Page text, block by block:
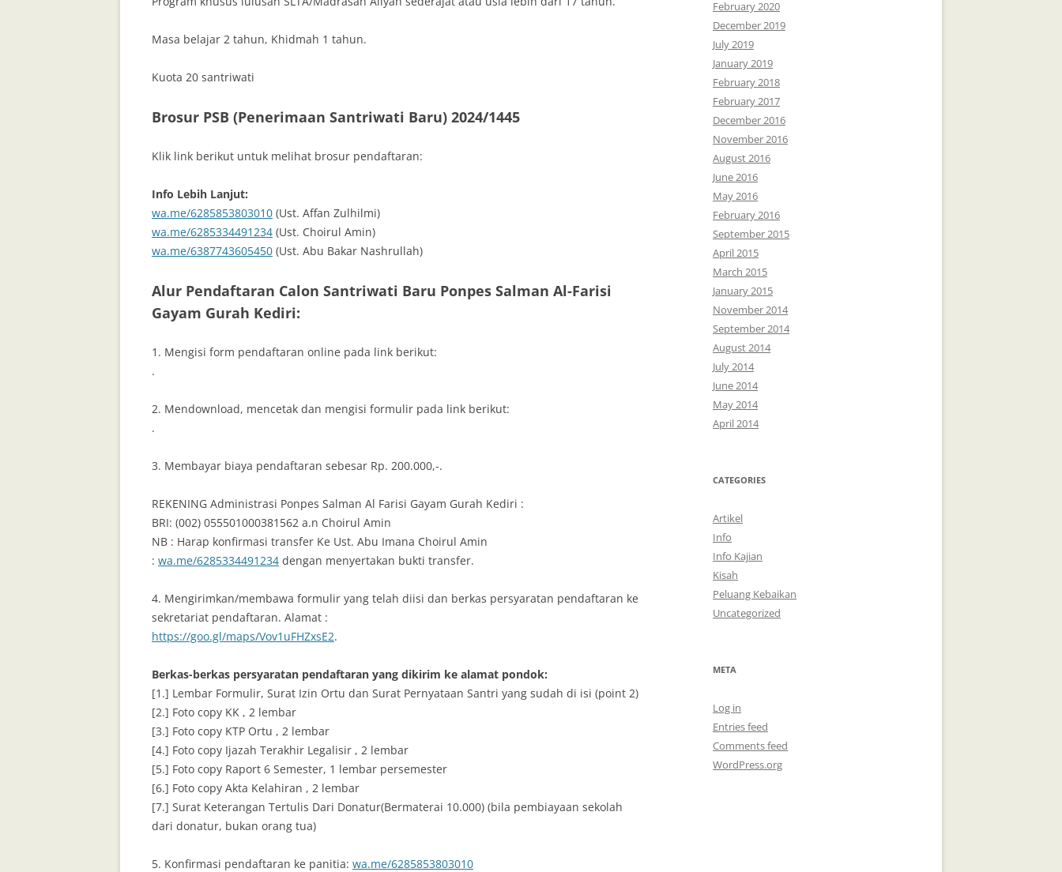
Masa belajar 2 tahun, Khidmah 1 tahun.
Kuota 20 santriwati
Brosur PSB (Penerimaan Santriwati Baru) 2024/1445
Klik link berikut untuk melihat brosur pendaftaran:
Info Lebih Lanjut:
wa.me/6285853803010 (Ust. Affan Zulhilmi)
wa.me/6285334491234 (Ust. Choirul Amin)
wa.me/6387743605450 (Ust. Abu Bakar Nashrullah)
Alur Pendaftaran Calon Santriwati Baru Ponpes Salman Al-Farisi
Gayam Gurah Kediri:
1. Mengisi form pendaftaran online pada link berikut:
.
2. Mendownload, mencetak dan mengisi formulir pada link berikut:
.
3. Membayar biaya pendaftaran sebesar Rp. 200.000,-.
REKENING Administrasi Ponpes Salman Al Farisi Gayam Gurah Kediri :
BRI: (002) 055501000381562 a.n Choirul Amin
NB : Harap konfirmasi transfer Ke Ust. Abu Imana Choirul Amin
: wa.me/6285334491234 dengan menyertakan bukti transfer.
4. Mengirimkan/membawa formulir yang telah diisi dan berkas persyaratan pendaftaran ke
sekretariat pendaftaran. Alamat :
https://goo.gl/maps/Vov1uFHZxsE2.
Berkas-berkas persyaratan pendaftaran yang dikirim ke alamat pondok:
[1.] Lembar Formulir, Surat Izin Ortu dan Surat Pernyataan Santri yang sudah di isi (point 2)
[2.] Foto copy KK , 2 lembar
[3.] Foto copy KTP Ortu , 2 lembar
[4.] Foto copy Ijazah Terakhir Legalisir , 2 lembar
[5.] Foto copy Raport 6 Semester, 1 lembar persemester
[6.] Foto copy Akta Kelahiran , 2 lembar
[7.] Surat Keterangan Tertulis Dari Donatur(Bermaterai 10.000) (bila pembiayaan sekolah
dari donatur, bukan orang tua)
5. Konfirmasi pendaftaran ke panitia: wa.me/6285853803010
February 2020
December 2019
July 2019
January 2019
February 2018
February 2017
December 2016
November 2016
August 2016
June 2016
May 2016
February 2016
September 2015
April 2015
March 2015
January 2015
November 2014
September 2014
August 2014
July 2014
June 2014
May 2014
April 2014
CATEGORIES
Artikel
Info
Info Kajian
Kisah
Peluang Kebaikan
Uncategorized
META
Log in
Entries feed
Comments feed
WordPress.org